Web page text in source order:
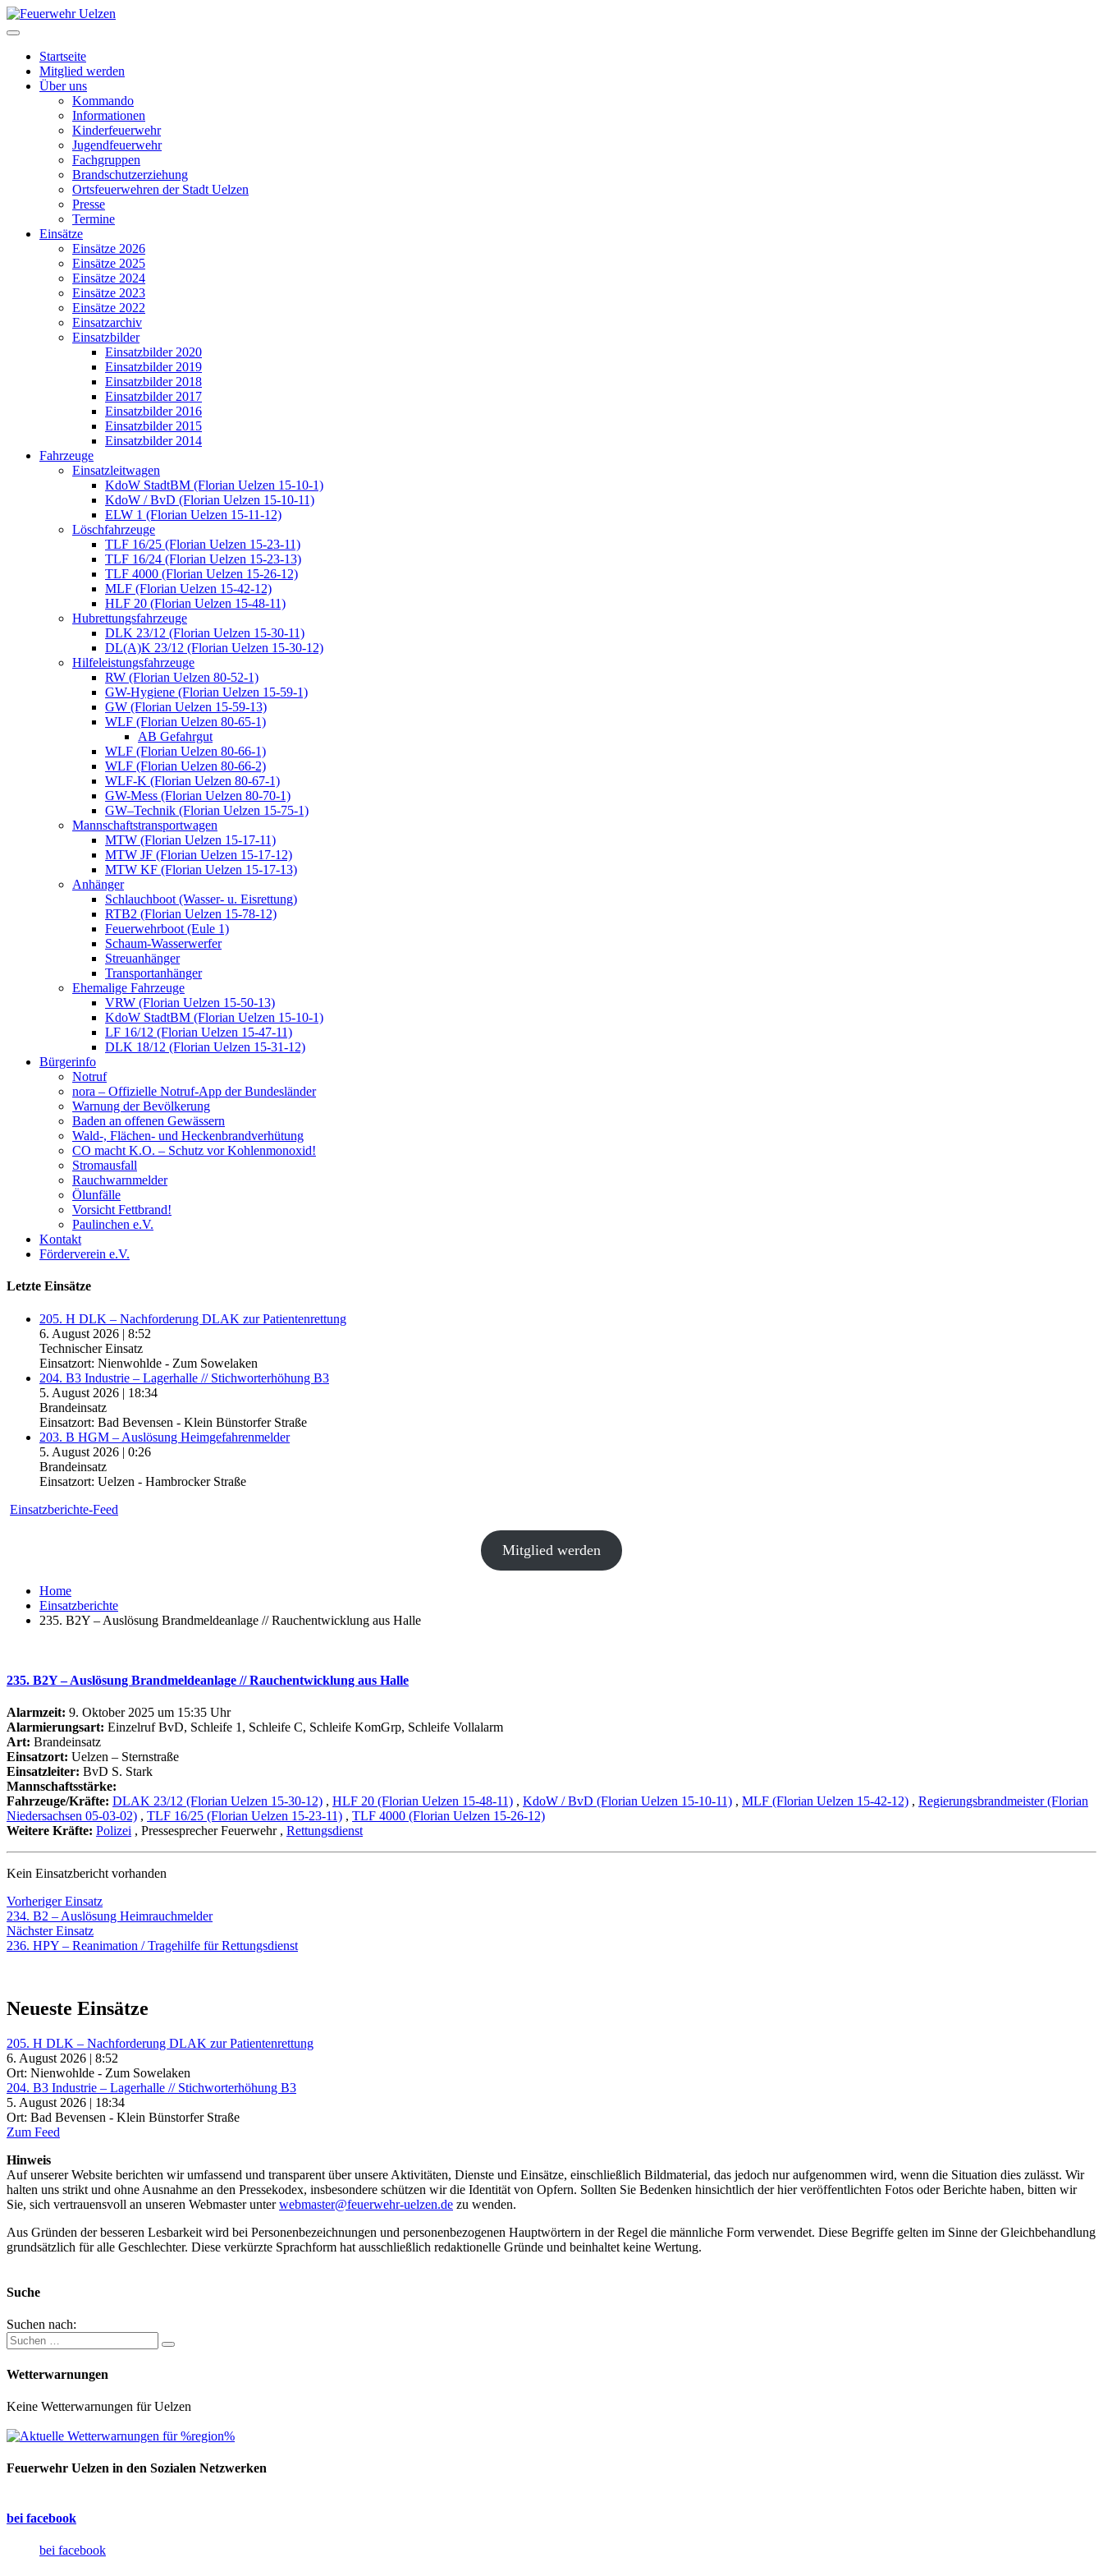
Startseite
Mitglied werden
Über uns
Kommando
Informationen
Kinderfeuerwehr
Jugendfeuerwehr
Fachgruppen
Brandschutzerziehung
Ortsfeuerwehren der Stadt Uelzen
Presse
Termine
Einsätze
Einsätze 2026
Einsätze 2025
Einsätze 2024
Einsätze 2023
Einsätze 2022
Einsatzarchiv
Einsatzbilder
Einsatzbilder 2020
Einsatzbilder 2019
Einsatzbilder 2018
Einsatzbilder 2017
Einsatzbilder 2016
Einsatzbilder 2015
Einsatzbilder 2014
Fahrzeuge
Einsatzleitwagen
KdoW StadtBM (Florian Uelzen 15-10-1)
KdoW / BvD (Florian Uelzen 15-10-11)
ELW 1 (Florian Uelzen 15-11-12)
Löschfahrzeuge
TLF 16/25 (Florian Uelzen 15-23-11)
TLF 16/24 (Florian Uelzen 15-23-13)
TLF 4000 (Florian Uelzen 15-26-12)
MLF (Florian Uelzen 15-42-12)
HLF 20 (Florian Uelzen 15-48-11)
Hubrettungsfahrzeuge
DLK 23/12 (Florian Uelzen 15-30-11)
DL(A)K 23/12 (Florian Uelzen 15-30-12)
Hilfeleistungsfahrzeuge
RW (Florian Uelzen 80-52-1)
GW-Hygiene (Florian Uelzen 15-59-1)
GW (Florian Uelzen 15-59-13)
WLF (Florian Uelzen 80-65-1)
AB Gefahrgut
WLF (Florian Uelzen 80-66-1)
WLF (Florian Uelzen 80-66-2)
WLF-K (Florian Uelzen 80-67-1)
GW-Mess (Florian Uelzen 80-70-1)
GW–Technik (Florian Uelzen 15-75-1)
Mannschaftstransportwagen
MTW (Florian Uelzen 15-17-11)
MTW JF (Florian Uelzen 15-17-12)
MTW KF (Florian Uelzen 15-17-13)
Anhänger
Schlauchboot (Wasser- u. Eisrettung)
RTB2 (Florian Uelzen 15-78-12)
Feuerwehrboot (Eule 1)
Schaum-Wasserwerfer
Streuanhänger
Transportanhänger
Ehemalige Fahrzeuge
VRW (Florian Uelzen 15-50-13)
KdoW StadtBM (Florian Uelzen 15-10-1)
LF 16/12 (Florian Uelzen 15-47-11)
DLK 18/12 (Florian Uelzen 15-31-12)
Bürgerinfo
Notruf
nora – Offizielle Notruf-App der Bundesländer
Warnung der Bevölkerung
Baden an offenen Gewässern
Wald-, Flächen- und Heckenbrandverhütung
CO macht K.O. – Schutz vor Kohlenmonoxid!
Stromausfall
Rauchwarnmelder
Ölunfälle
Vorsicht Fettbrand!
Paulinchen e.V.
Kontakt
Förderverein e.V.
Letzte Einsätze
205. H DLK – Nachforderung DLAK zur Patientenrettung
6. August 2026 | 8:52
Technischer Einsatz
Einsatzort: Nienwohlde - Zum Sowelaken
204. B3 Industrie – Lagerhalle // Stichworterhöhung B3
5. August 2026 | 18:34
Brandeinsatz
Einsatzort: Bad Bevensen - Klein Bünstorfer Straße
203. B HGM – Auslösung Heimgefahrenmelder
5. August 2026 | 0:26
Brandeinsatz
Einsatzort: Uelzen - Hambrocker Straße
Einsatzberichte-Feed
Mitglied werden
Home
Einsatzberichte
235. B2Y – Auslösung Brandmeldeanlage // Rauchentwicklung aus Halle
235. B2Y – Auslösung Brandmeldeanlage // Rauchentwicklung aus Halle
Alarmzeit: 9. Oktober 2025 um 15:35 Uhr
Alarmierungsart: Einzelruf BvD, Schleife 1, Schleife C, Schleife KomGrp, Schleife Vollalarm
Art: Brandeinsatz
Einsatzort: Uelzen – Sternstraße
Einsatzleiter: BvD S. Stark
Mannschaftsstärke:
Fahrzeuge/Kräfte: DLAK 23/12 (Florian Uelzen 15-30-12) , HLF 20 (Florian Uelzen 15-48-11) , KdoW / BvD (Florian Uelzen 15-10-11) , MLF (Florian Uelzen 15-42-12) , Regierungsbrandmeister (Florian
Niedersachsen 05-03-02) , TLF 16/25 (Florian Uelzen 15-23-11) , TLF 4000 (Florian Uelzen 15-26-12)
Weitere Kräfte: Polizei , Pressesprecher Feuerwehr , Rettungsdienst
Kein Einsatzbericht vorhanden
Beitragsnavigation
Vorheriger EinsatzVorheriger
Einsatz:
234. B2 – Auslösung Heimrauchmelder
Nächster EinsatzNächster
Einsatz:
236. HPY – Reanimation / Tragehilfe für Rettungsdienst
Neueste Einsätze
205. H DLK – Nachforderung DLAK zur Patientenrettung
6. August 2026 | 8:52
Ort: Nienwohlde - Zum Sowelaken
204. B3 Industrie – Lagerhalle // Stichworterhöhung B3
5. August 2026 | 18:34
Ort: Bad Bevensen - Klein Bünstorfer Straße
Zum Feed
Hinweis
Auf unserer Website berichten wir umfassend und transparent über unsere Aktivitäten, Dienste und Einsätze, einschließlich Bildmaterial, das jedoch nur aufgenommen wird, wenn die Situation dies zulässt. Wir
halten uns strikt und ohne Ausnahme an den Pressekodex, insbesondere schützen wir die Identität von Opfern. Sollten Sie Bedenken hinsichtlich der hier veröffentlichten Fotos oder Berichte haben, bitten wir
Sie, sich vertrauensvoll an unseren Webmaster unterwebmaster@feuerwehr-uelzen.de zu wenden.
Aus Gründen der besseren Lesbarkeit wird bei Personenbezeichnungen und personenbezogenen Hauptwörtern in der Regel die männliche Form verwendet. Diese Begriffe gelten im Sinne der Gleichbehandlung
grundsätzlich für alle Geschlechter. Diese verkürzte Sprachform hat ausschließlich redaktionelle Gründe und beinhaltet keine Wertung.
Suche
Suchen nach:
Wetterwarnungen
Keine Wetterwarnungen für Uelzen
Feuerwehr Uelzen in den Sozialen Netzwerken
bei facebook
bei facebook